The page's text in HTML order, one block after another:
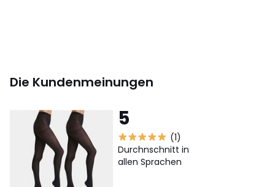
Die Kundenmeinungen
5
(1)
Durchnschnitt in
allen Sprachen